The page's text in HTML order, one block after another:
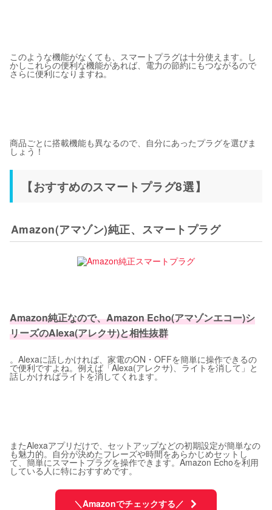
このような機能がなくても、スマートプラグは十分使えます。し
かしこれらの便利な機能があれば、電力の節約にもつながるので
さらに便利になりますね。
商品ごとに搭載機能も異なるので、自分にあったプラグを選びま
しょう！
【おすすめのスマートプラグ8選】
Amazon(アマゾン)純正、スマートプラグ
Amazon純正なので、Amazon Echo(アマゾンエコー)シ
リーズのAlexa(アレクサ)と相性抜群
。Alexaに話しかければ、家電のON・OFFを簡単に操作できるの
で便利ですよね。例えば「Alexa(アレクサ)、ライトを消して」と
話しかければライトを消してくれます。
またAlexaアプリだけで、セットアップなどの初期設定が簡単なの
も魅力的。自分が決めたフレーズや時間をあらかじめセットし
て、簡単にスマートプラグを操作できます。Amazon Echoを利用
している人に特におすすめです。
＼Amazonでチェックする／